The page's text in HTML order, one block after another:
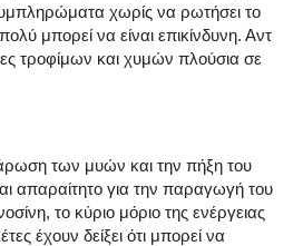
χωρίς να ρωτήσει το
μπορεί να είναι επικίνδυνη. Αντ
τροφίμων και χυμών πλούσια σε
των μυών και την πήξη του
απαραίτητο για την παραγωγή του
το κύριο μόριο της ενέργειας
έχουν δείξει ότι μπορεί να